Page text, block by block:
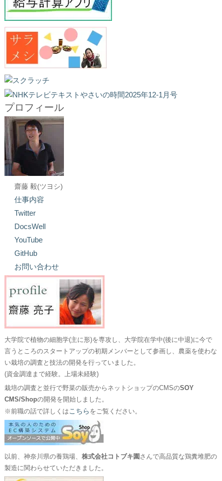
プロフィール
齋藤 毅(ツヨシ)
仕事内容
Twitter
DocsWell
YouTube
GitHub
お問い合わせ
大学院で植物の細胞学(主に形)を専攻し、大学院在学中(後に中退)に今で
言うところのスタートアップの初期メンバーとして参画し、農薬を使わな
い栽培の調査と技法の開発を行っていました。
(資金調達まで経験。上場未経験)
栽培の調査と並行で野菜の販売からネットショップのCMSのSOY
CMS/Shopの開発を開始しました。
※前職の話で詳しくはこちら をご覧ください。
以前、神奈川県の養鶏場、 株式会社コトブキ園 さんで高品質な鶏糞堆肥の
製造に関わらせていただきました。